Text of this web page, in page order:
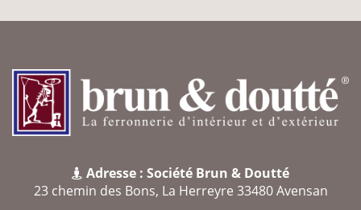
Adresse : Société Brun & Doutté
23 chemin des Bons, La Herreyre 33480 Avensan